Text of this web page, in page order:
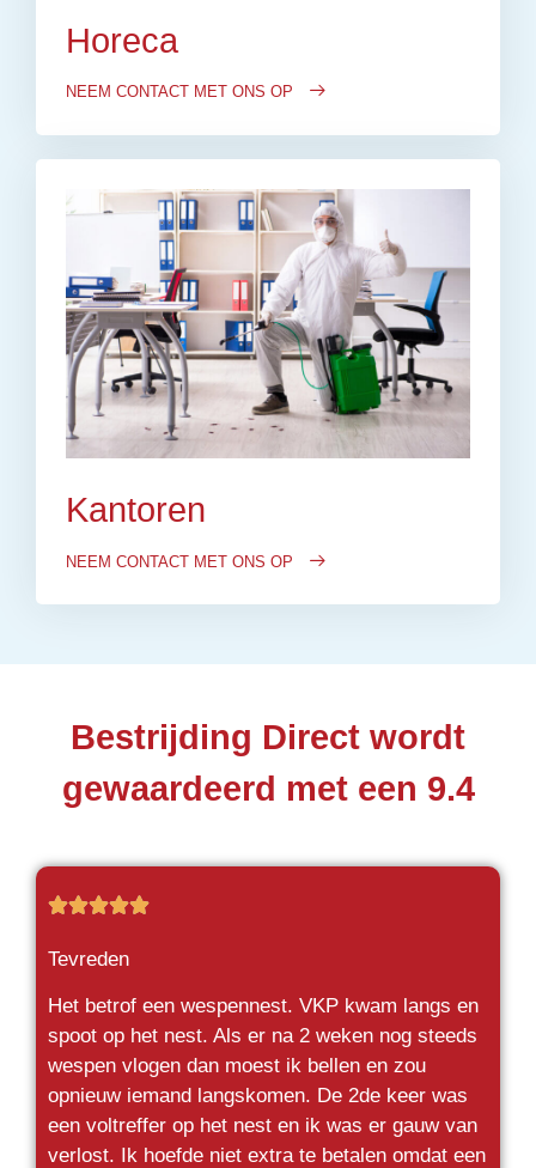
Horeca
NEEM CONTACT MET ONS OP
Kantoren
NEEM CONTACT MET ONS OP
Bestrijding Direct wordt
gewaardeerd met een 9.4

Tevreden
Het betrof een wespennest. VKP kwam langs en
spoot op het nest. Als er na 2 weken nog steeds
wespen vlogen dan moest ik bellen en zou
opnieuw iemand langskomen. De 2de keer was
een voltreffer op het nest en ik was er gauw van
verlost. Ik hoefde niet extra te betalen omdat een